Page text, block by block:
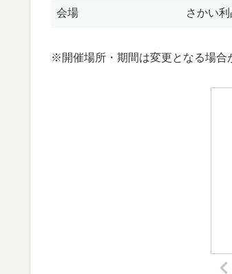
会場 さかい
※開催場所・期間は変更となる場合